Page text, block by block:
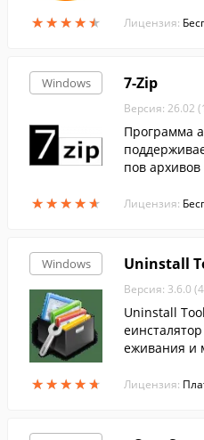
★★★★★
★★★★★
тевых
Лицензия:
Windows
★★★★★
★★★★★
7-Zip
Версия: 26.02
Программа
пов
Лицензия:
Windows
★★★★★
★★★★★
Uninstall
Версия: 3.6.0
Uninstall
еживания и
Лицензия: